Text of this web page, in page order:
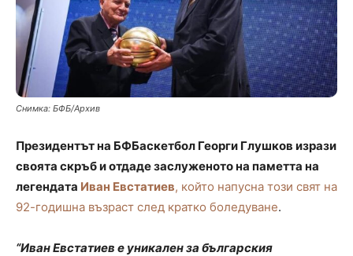
Снимка: БФБ/Архив
Президентът на БФБаскетбол Георги Глушков изрази
своята скръб и отдаде заслуженото на паметта на
легендата Иван Евстатиев, който напусна този свят на
92-годишна възраст след кратко боледуване.
“Иван Евстатиев е уникален за българския